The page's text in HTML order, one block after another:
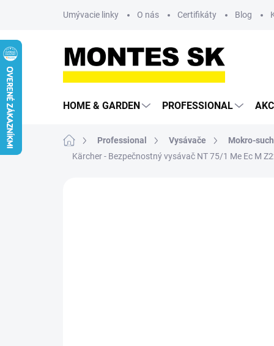
Umývacie linky O nás Certifikáty Blog
HOME & GARDEN PROFESSIONAL
DomovProfessional Vysávače Mokro-
Kärcher - Bezpečnostný vysávač NT 75/1 Me Ec M